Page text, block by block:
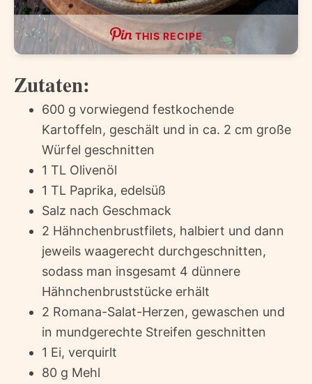
THIS RECIPE
Zutaten:
600 g vorwiegend festkochende
Kartoffeln, geschält und in ca. 2 cm große
Würfel geschnitten
1 TL Olivenöl
1 TL Paprika, edelsüß
Salz nach Geschmack
2 Hähnchenbrustfilets, halbiert und dann
jeweils waagerecht durchgeschnitten,
sodass man insgesamt 4 dünnere
Hähnchenbruststücke erhält
2 Romana-Salat-Herzen, gewaschen und
in mundgerechte Streifen geschnitten
1 Ei, verquirlt
80 g Mehl